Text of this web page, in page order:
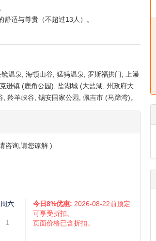
受极致便利。
适与尊贵（不超过13人）。
温泉, 海顿山谷, 猛犸温泉, 罗斯福拱门, 上瀑
逊镇 (鹿角公园), 盐湖城 (大盐湖, 州政府大
羚羊峡谷, 锡安国家公园, 佩吉市 (马蹄湾)。